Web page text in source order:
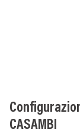
CASAMBI